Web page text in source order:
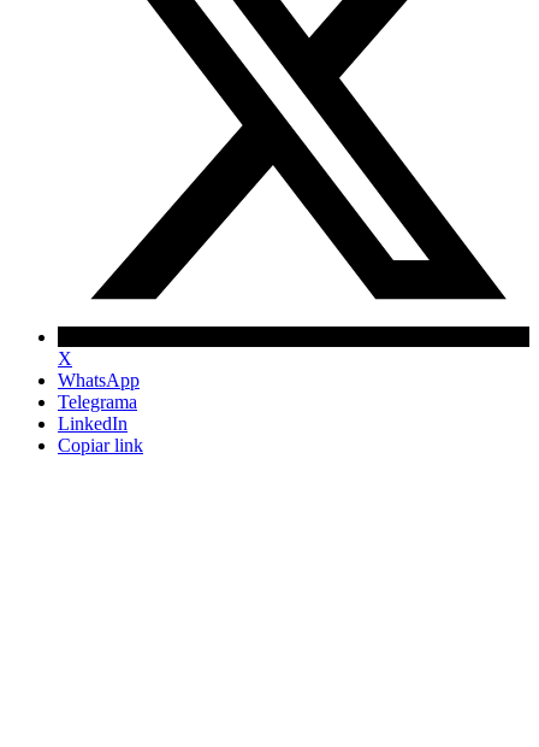
X
WhatsApp
Telegrama
LinkedIn
Copiar link